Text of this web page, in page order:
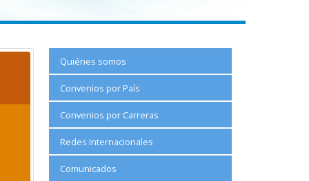
Quiénes somos
Convenios por País
Convenios por Carreras
Redes Internacionales
Comunicados